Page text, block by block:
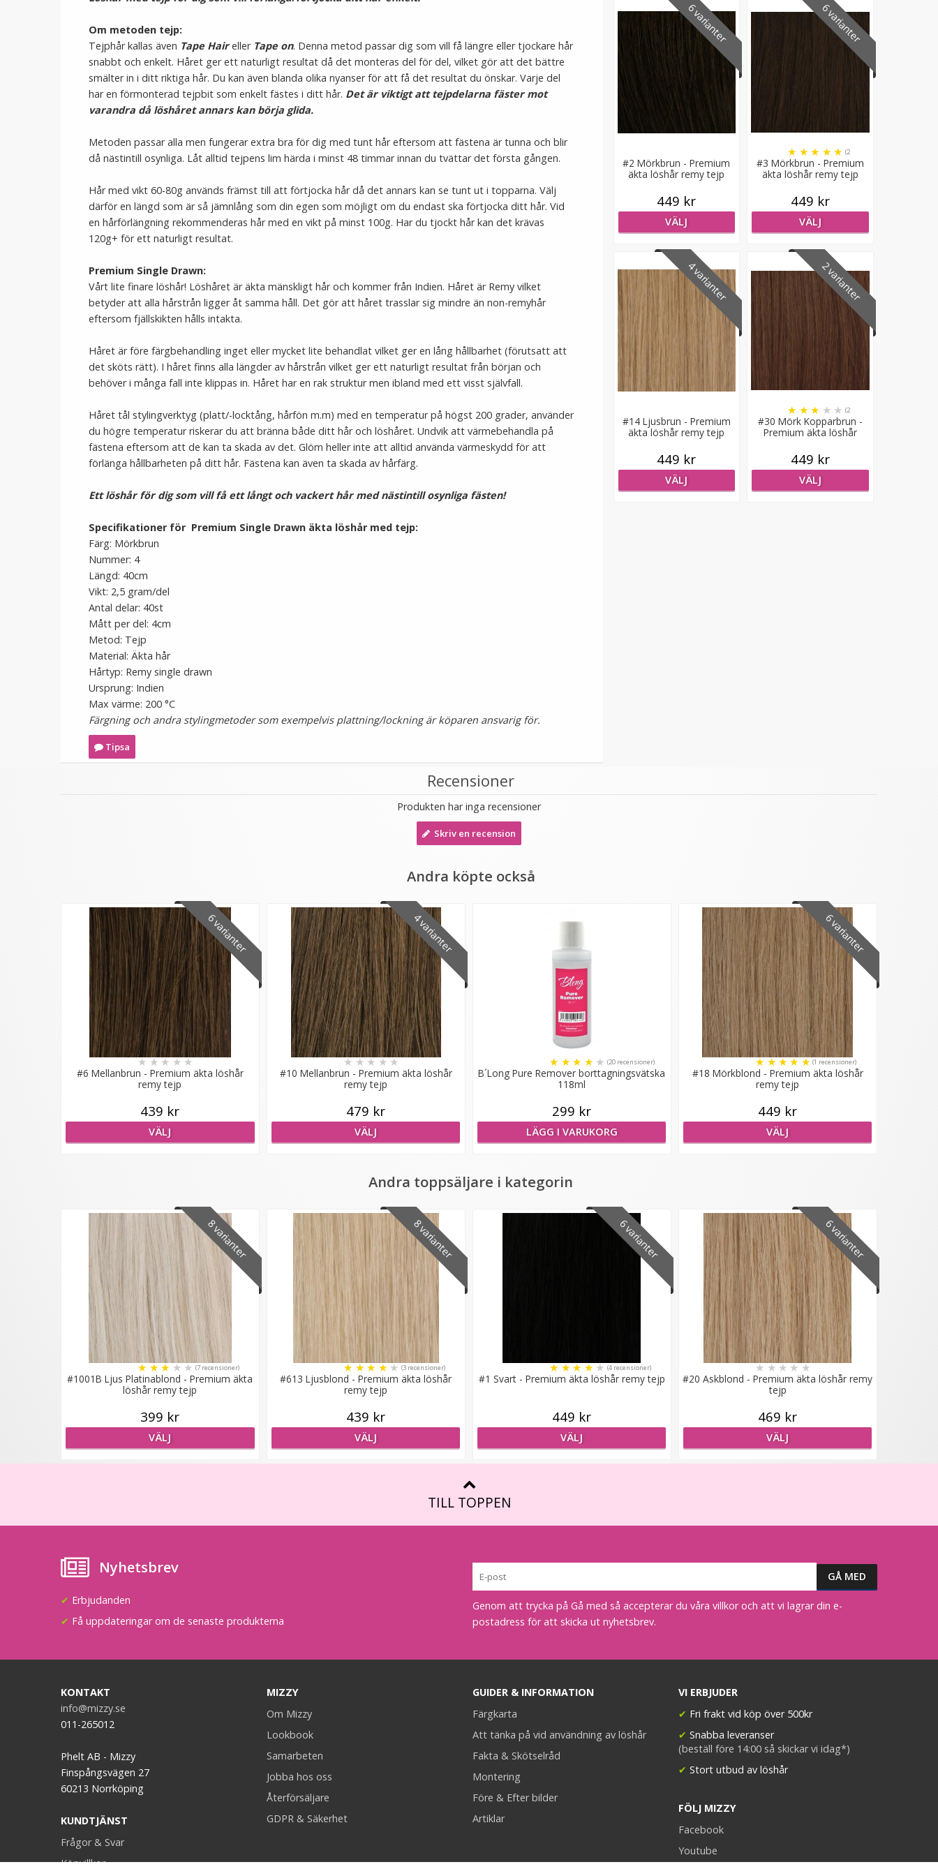
Om metoden tejp:
Tejphår kallas även Tape Haireller Tape on. Denna metod passar dig som vill få längre eller tjockare hår
snabbt och enkelt. Håret ger ett naturligt resultat då det monteras del för del, vilket gör att det bättre
smälter in i ditt riktiga hår. Du kan även blanda olika nyanser för att få det resultat du önskar. Varje del
har en förmonterad tejpbit som enkelt fästes i ditt hår. Det är viktigt att tejpdelarna fäster mot
varandra då löshåret annars kan börja glida.
Metoden passar alla men fungerar extra bra för dig med tunt hår eftersom att fästena är tunna och blir
då nästintill osynliga. Låt alltid tejpens lim härda i minst 48 timmar innan du tvättar det första gången.
Hår med vikt 60-80g används främst till att förtjocka hår då det annars kan se tunt ut i topparna. Välj
därför en längd som är så jämnlång som din egen som möjligt om du endast ska förtjocka ditt hår. Vid
en hårförlängning rekommenderas hår med en vikt på minst 100g. Har du tjockt hår kan det krävas
120g+ för ett naturligt resultat.
Premium Single Drawn:
Vårt lite finare löshår! Löshåret är äkta mänskligt hår och kommer från Indien. Håret är Remy vilket
betyder att alla hårstrån ligger åt samma håll. Det gör att håret trasslar sig mindre än non-remyhår
eftersom fjällskikten hålls intakta.
Håret är före färgbehandling inget eller mycket lite behandlat vilket ger en lång hållbarhet (förutsatt att
det sköts rätt). I håret finns alla längder av hårstrån vilket ger ett naturligt resultat från början och
behöver i många fall inte klippas in. Håret har en rak struktur men ibland med ett visst självfall.
Håret tål stylingverktyg (platt/-locktång, hårfön m.m) med en temperatur på högst 200 grader, använder
du högre temperatur riskerar du att bränna både ditt hår och löshåret. Undvik att värmebehandla på
fästena eftersom att de kan ta skada av det. Glöm heller inte att alltid använda värmeskydd för att
förlänga hållbarheten på ditt hår. Fästena kan även ta skada av hårfärg.
Ett löshår för dig som vill få ett långt och vackert hår med nästintill osynliga fästen!
Specifikationer för Premium Single Drawn äkta löshår med tejp:
Färg: Mörkbrun
Nummer: 4
Längd: 40cm
Vikt: 2,5 gram/del
Antal delar: 40st
Mått per del: 4cm
Metod: Tejp
Material: Äkta hår
Hårtyp: Remy single drawn
Ursprung: Indien
Max värme: 200 °C
Färgning och andra stylingmetoder som exempelvis plattning/lockning är köparen ansvarig för.
Tipsa
6 varianter
#2 Mörkbrun - Premium
äkta löshår remy tejp
449 kr
VÄLJ
6 varianter
#3 Mörkbrun - Premium
äkta löshår remy tejp
★ ★ ★ ★ ★ (2
recensioner)
449 kr
VÄLJ
4 varianter
#14 Ljusbrun - Premium
äkta löshår remy tejp
449 kr
VÄLJ
2 varianter
#30 Mörk Kopparbrun -
Premium äkta löshår
★ ★ ★ ★ ★ (2
recensioner)
449 kr
VÄLJ
Recensioner
Produkten har inga recensioner
Skriv en recension
Andra köpte också
6 varianter
#6 Mellanbrun - Premium äkta löshår
remy tejp
★★★★★
439 kr
VÄLJ
4 varianter
#10 Mellanbrun - Premium äkta löshår
remy tejp
★★★★★
479 kr
VÄLJ
B´Long Pure Remover borttagningsvätska
118ml
★ ★ ★ ★ ★ (20 recensioner)
299 kr
LÄGG I VARUKORG
6 varianter
#18 Mörkblond - Premium äkta löshår
remy tejp
★★★★★ (1 recensioner)
449 kr
VÄLJ
Andra toppsäljare i kategorin
8 varianter
#1001B Ljus Platinablond - Premium äkta
löshår remy tejp
★★★★★ (7 recensioner)
399 kr
VÄLJ
8 varianter
#613 Ljusblond - Premium äkta löshår
remy tejp
★★★★★ (3 recensioner)
439 kr
VÄLJ
6 varianter
#1 Svart - Premium äkta löshår remy tejp
★★★★★ (4 recensioner)
449 kr
VÄLJ
6 varianter
#20 Askblond - Premium äkta löshår remy
tejp
★★★★★
469 kr
VÄLJ
TILL TOPPEN
Nyhetsbrev
✔ Erbjudanden
✔ Få uppdateringar om de senaste produkterna
Genom att trycka på Gå med så accepterar du våra villkor och att vi lagrar din e-
postadress för att skicka ut nyhetsbrev.
KONTAKT
info@mizzy.se
011-265012
Phelt AB - Mizzy
Finspångsvägen 27
60213 Norrköping
KUNDTJÄNST
Frågor & Svar
Köpvillkor
MIZZY
Om Mizzy
Lookbook
Samarbeten
Jobba hos oss
Återförsäljare
GDPR & Säkerhet
GUIDER & INFORMATION
Färgkarta
Att tänka på vid användning av löshår
Fakta & Skötselråd
Montering
Före & Efter bilder
Artiklar
VI ERBJUDER
✔ Fri frakt vid köp över 500kr
✔ Snabba leveranser
(beställ före 14:00 så skickar vi idag*)
✔ Stort utbud av löshår
FÖLJ MIZZY
Facebook
Youtube